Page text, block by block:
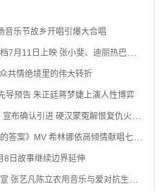
音乐节故乡开唱引爆大合唱
共情绝境里的伟大转折
导预告 朱正廷蒋梦婕上演人性博弈
8日故事继续边界延伸